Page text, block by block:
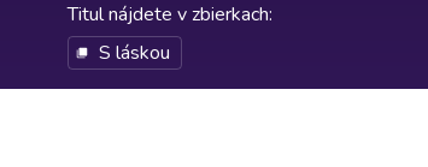
Titul nájdete v zbierkach:
S láskou